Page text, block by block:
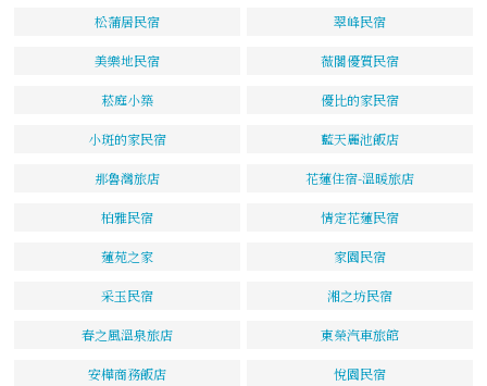
松蒲居民宿 翠峰民宿
美樂地民宿 薇閣優質民宿
菘庭小築 優比的家民宿
小斑的家民宿 藍天麗池飯店
那魯灣旅店 花蓮住宿-溫暖旅店
柏雅民宿 情定花蓮民宿
蓮苑之家 家園民宿
采玉民宿 湘之坊民宿
春之風溫泉旅店 東榮汽車旅館
安樺商務飯店 悅園民宿